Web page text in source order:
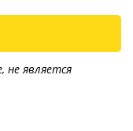
не является